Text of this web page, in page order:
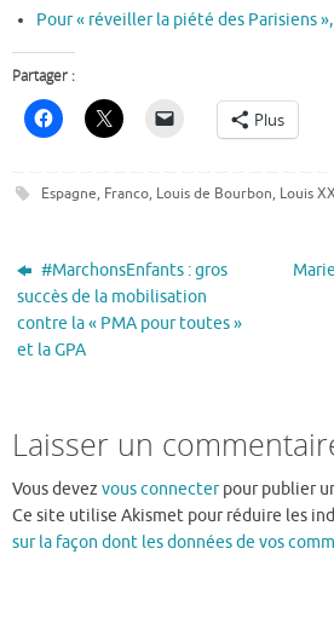
Pour « réveiller la piété des Parisiens
Partager :
Plus
Espagne, Franco, Louis de Bourbon, Louis XX
#MarchonsEnfants : gros
succès de la mobilisation
contre la « PMA pour toutes »
et la GPA
Laisser un
Vous devez vous connecterpour publier
Ce site utilise Akismet pour réduire les
sur la façon dont les données de vos